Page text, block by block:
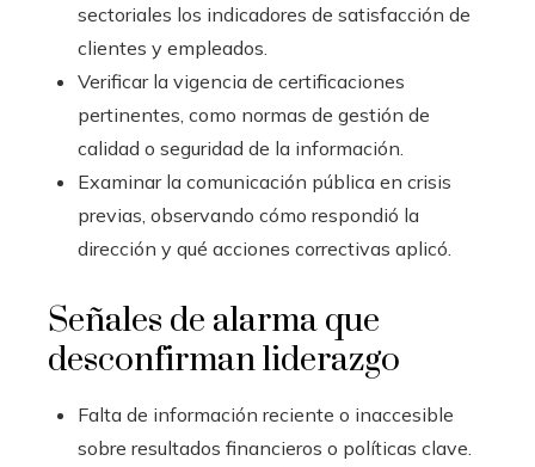
sectoriales los indicadores de satisfacción de
clientes y empleados.
Verificar la vigencia de certificaciones
pertinentes, como normas de gestión de
calidad o seguridad de la información.
Examinar la comunicación pública en crisis
previas, observando cómo respondió la
dirección y qué acciones correctivas aplicó.
Señales de alarma que
desconfirman liderazgo
Falta de información reciente o inaccesible
sobre resultados financieros o políticas clave.